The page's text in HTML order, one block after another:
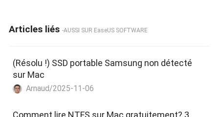
Articles liés -AUSSI SUR EaseUS SOFTWARE
(Résolu !) SSD portable Samsung non détecté
sur Mac
Arnaud/2025-11-06
Comment lire NTFS sur Mac gratuitement? 3